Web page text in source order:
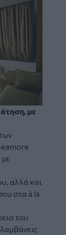
με
αλλά και
στα à la
του